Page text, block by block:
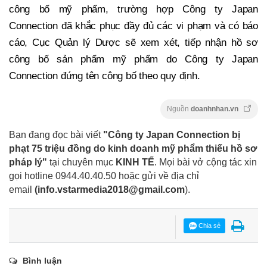
công bố mỹ phẩm, trường hợp Công ty Japan
Connection đã khắc phục đầy đủ các vi phạm và có báo
cáo, Cục Quản lý Dược sẽ xem xét, tiếp nhận hồ sơ
công bố sản phẩm mỹ phẩm do Công ty Japan
Connection đứng tên công bố theo quy định.
Nguồn doanhnhan.vn
Bạn đang đọc bài viết "Công ty Japan Connection bị
phạt 75 triệu đồng do kinh doanh mỹ phẩm thiếu hồ sơ
pháp lý" tại chuyên mục KINH TẾ. Mọi bài vở cộng tác xin
gọi hotline 0944.40.40.50 hoặc gửi về địa chỉ
email (info.vstarmedia2018@gmail.com).
Chia sẻ
Bình luận